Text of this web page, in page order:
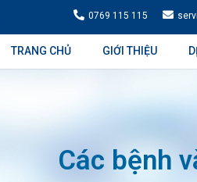
0769 115 115
TRANG CHỦ GIỚI THIỆU
Các bệnh